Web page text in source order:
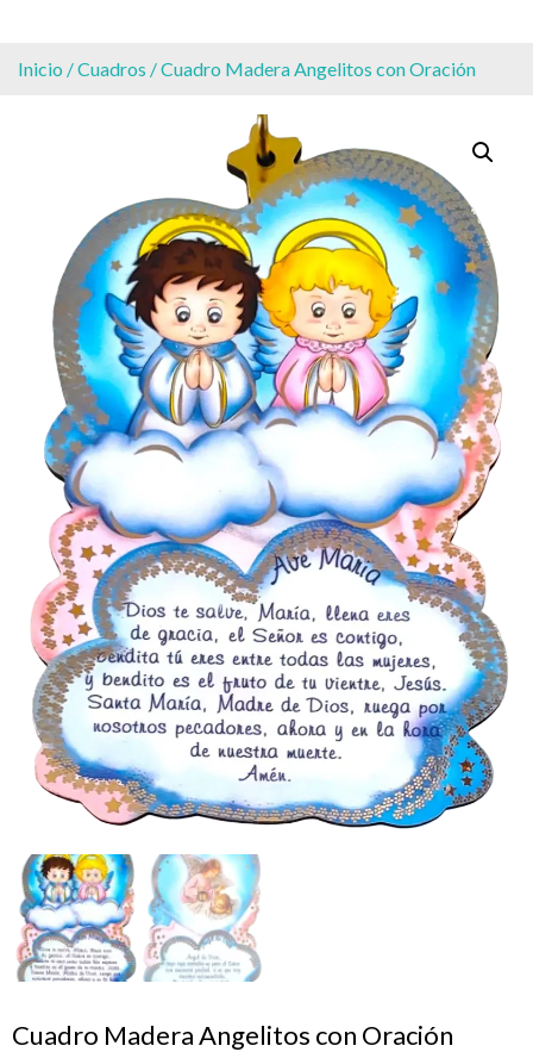
Inicio /Cuadros / Cuadro Madera Angelitos con Oración
Cuadro Madera Angelitos con Oración